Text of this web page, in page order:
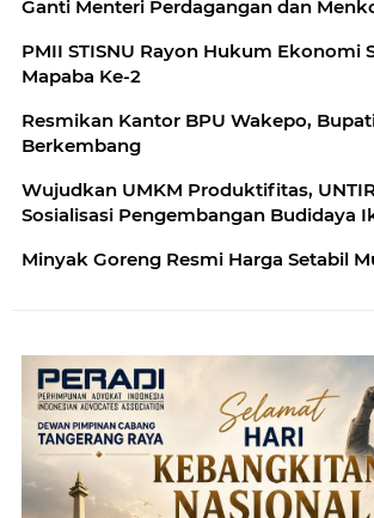
Ganti Menteri Perdagangan dan
PMII STISNU Rayon Hukum Ekonomi
Mapaba Ke-2
Resmikan Kantor BPU Wakepo,
Berkembang
Wujudkan UMKM Produktifitas,
Sosialisasi Pengembangan Budidaya
Minyak Goreng Resmi Harga Setabil